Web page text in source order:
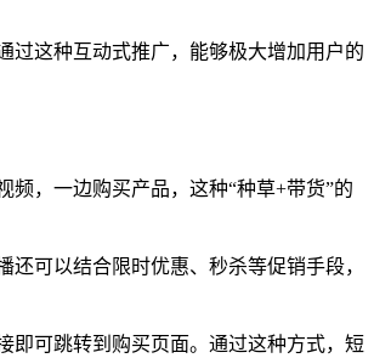
过这种互动式推广，能够极大增加用户的
，一边购买产品，这种“种草+带货”的
可以结合限时优惠、秒杀等促销手段，
即可跳转到购买页面。通过这种方式，短